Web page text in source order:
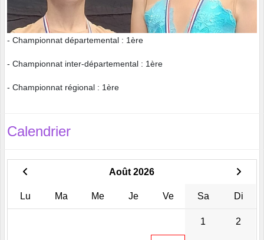
- Championnat départemental : 1ère
- Championnat inter-départemental : 1ère
- Championnat régional : 1ère
Calendrier
Août 2026
Lu Ma Me Je Ve Sa Di
1 2